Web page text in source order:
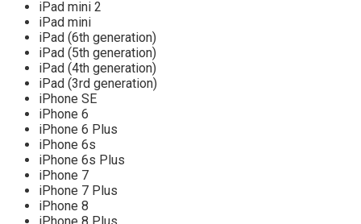
iPad mini 2
iPad mini
iPad (6th generation)
iPad (5th generation)
iPad (4th generation)
iPad (3rd generation)
iPhone SE
iPhone 6
iPhone 6 Plus
iPhone 6s
iPhone 6s Plus
iPhone 7
iPhone 7 Plus
iPhone 8
iPhone 8 Plus